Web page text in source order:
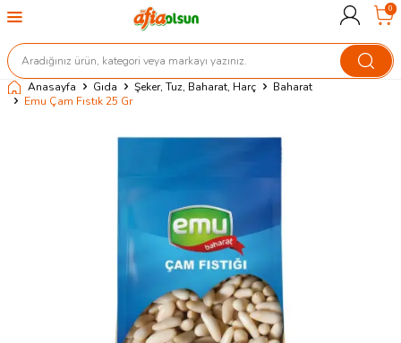
0
Anasayfa Gıda Şeker, Tuz, Baharat, Harç
Baharat
Emu Çam Fıstık 25 Gr